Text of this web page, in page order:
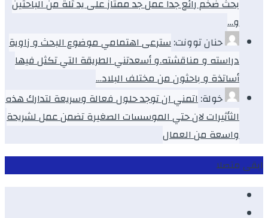
بحث ضخم رائع جداً عمل جد ممتاز على يد ثلة من الباحثين
و…
حنان توونت:سترعى اهتمامي موضوع البحث و زاوية
دراسته و مناقشته.و أسعدتني الطريقة التي تكثل فيها
أساتذة و باحثون من مختلف البلاد…
خولة:اتمني ان توجد حلول فعالة وسريعة لتدارك هذه
الثأثيرات لان حتي الموسسات الصغيرة تضمن عمل لشريحة
واسعة من العمال
ابقى متصلا